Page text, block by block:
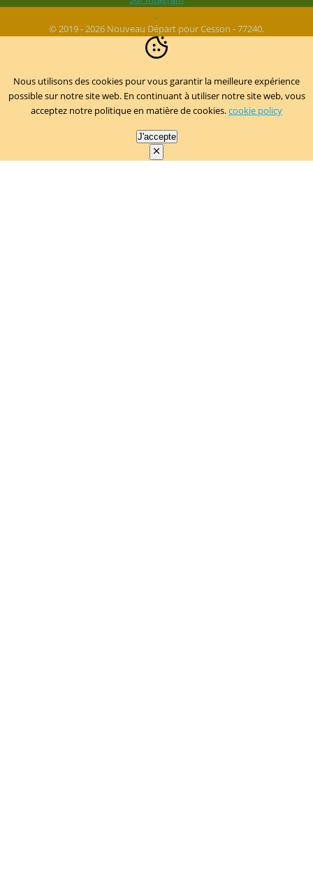
© 2019 - 2026 Nouveau Départ pour Cesson - 77240.
Nous utilisons des cookies pour vous garantir la meilleure expérience
possible sur notre site web. En continuant à utiliser notre site web, vous
acceptez notre politique en matière de cookies.cookie policy
J'accepte